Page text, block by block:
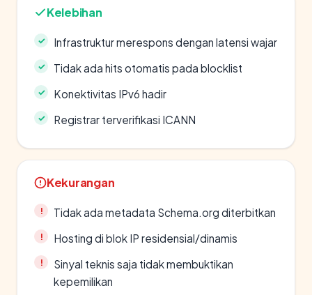
Kelebihan
Infrastruktur merespons dengan latensi wajar
Tidak ada hits otomatis pada blocklist
Konektivitas IPv6 hadir
Registrar terverifikasi ICANN
Kekurangan
Tidak ada metadata Schema.org diterbitkan
Hosting di blok IP residensial/dinamis
Sinyal teknis saja tidak membuktikan
kepemilikan